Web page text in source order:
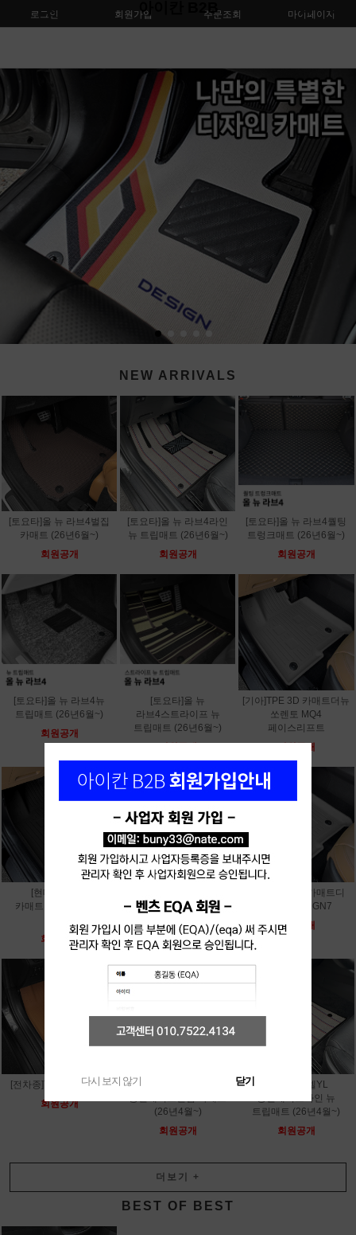
로그인 회원가입 주문조회 마이페이지
아이칸 B2B
NEW ARRIVALS
[토요타]올 뉴 라브4벌집
카매트 (26년6월~)
회원공개
[토요타]올 뉴 라브4라인
뉴 트립매트 (26년6월~)
회원공개
[토요타]올 뉴 라브4퀄팅
트렁크매트 (26년6월~)
회원공개
[토요타]올 뉴 라브4뉴
트립매트 (26년6월~)
회원공개
[토요타]올 뉴
라브4스트라이프 뉴
트립매트 (26년6월~)
회원공개
[기아]TPE 3D 카매트더뉴
쏘렌토 MQ4
페이스리프트
회원공개
[현대]TPE 3D
카매트디올뉴 싼타페
회원공개
올뉴 팰리세이드 LX3
회원공개
[현대]TPE 3D 카매트디
올뉴 그랜저 GN7
회원공개
[전차종]TPE 3D 카매트
회원공개
(26년4월~)
회원공개
[테슬라]모델YL
롱휠베이스라인 뉴
트립매트 (26년4월~)
회원공개
더보기 +
BEST OF BEST
다시 보지 않기 닫기